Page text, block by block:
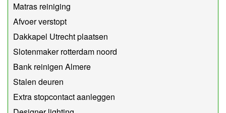
Matras reiniging
Afvoer verstopt
Dakkapel Utrecht plaatsen
Slotenmaker rotterdam noord
Bank reinigen Almere
Stalen deuren
Extra stopcontact aanleggen